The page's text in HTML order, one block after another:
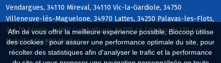
Afin de vous offrir la meilleure expérience possible, Biocoop utilise
des cookies : pour assurer une performance optimale du site, pour
récolter des statistiques afin d'analyser le trafic et la performance
Vendargues, 34110 Mireval, 34110 Vic-la-Gardiole, 34750
Villeneuve-lès-Maguelone, 34970 Lattes, 34250 Palavas-les-Flots,
34470 Pérols, 34980 Combaillaux, 34270 Le Triadou, 34270 Les
Matelles, 34980 Murles